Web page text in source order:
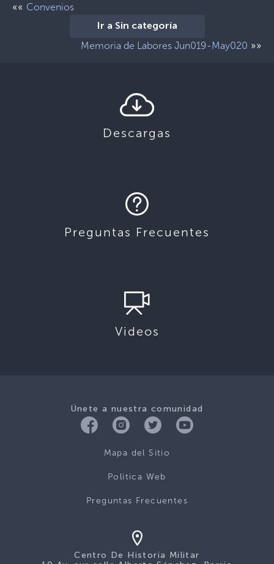
«« Convenios
Ir a Sin categoría
Memoria de Labores Jun019-May020 »»
Descargas
Preguntas Frecuentes
Videos
Únete a nuestra comunidad
Mapa del Sitio
Politica Web
Preguntas Frecuentes
Centro De Historia Militar